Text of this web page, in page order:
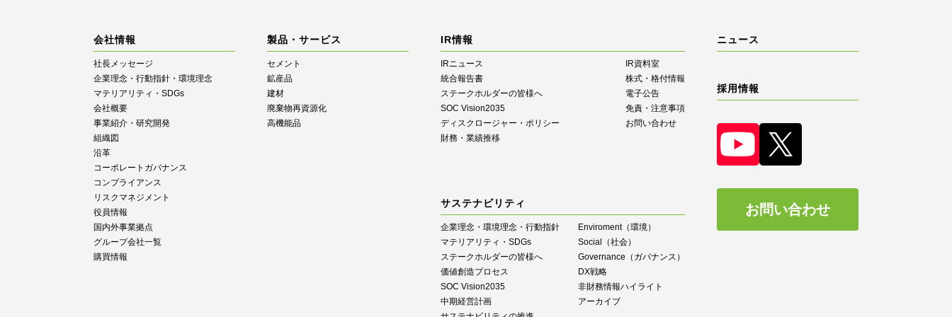
会社情報
社長メッセージ
企業理念・行動指針・環境理念
マテリアリティ・SDGs
会社概要
事業紹介・研究開発
組織図
沿革
コーポレートガバナンス
コンプライアンス
リスクマネジメント
役員情報
国内外事業拠点
グループ会社一覧
購買情報
製品・サービス
セメント
鉱産品
建材
廃棄物再資源化
高機能品
IR情報
IRニュース
統合報告書
ステークホルダーの皆様へ
SOC Vision2035
ディスクロージャー・ポリシー
財務・業績推移
IR資料室
株式・格付情報
電子公告
免責・注意事項
お問い合わせ
サステナビリティ
企業理念・環境理念・行動指針
マテリアリティ・SDGs
ステークホルダーの皆様へ
価値創造プロセス
SOC Vision2035
中期経営計画
Enviroment（環境）
Social（社会）
Governance（ガバナンス）
DX戦略
⾮財務情報ハイライト
アーカイブ
ニュース
採用情報
お問い合わせ